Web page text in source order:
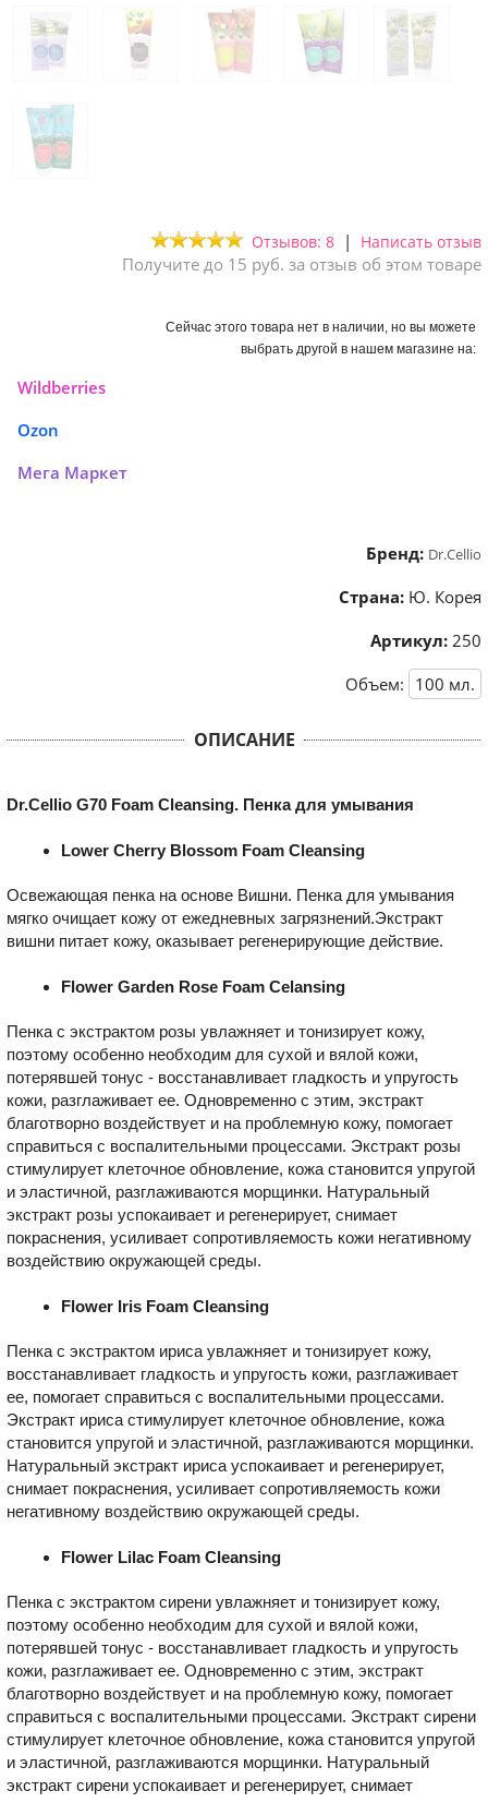
Отзывов: 8 | Написать отзыв
Получите до 15 руб. за отзыв об этом товаре
Сейчас этого товара нет в наличии, но вы можете
выбрать другой в нашем магазине на:
Wildberries
Ozon
Мега Маркет
Бренд: Dr.Cellio
Страна: Ю. Корея
Артикул: 250
Объем: 100 мл.
ОПИСАНИЕ
Dr.Cellio G70 Foam Cleansing. Пенка для умывания
Lower Cherry Blossom Foam Cleansing
Освежающая пенка на основе Вишни. Пенка для умывания
мягко очищает кожу от ежедневных загрязнений.Экстракт
вишни питает кожу, оказывает регенерирующие действие.
Flower Garden Rose Foam Celansing
Пенка с экстрактом розы увлажняет и тонизирует кожу,
поэтому особенно необходим для сухой и вялой кожи,
потерявшей тонус - восстанавливает гладкость и упругость
кожи, разглаживает ее. Одновременно с этим, экстракт
благотворно воздействует и на проблемную кожу, помогает
справиться с воспалительными процессами. Экстракт розы
стимулирует клеточное обновление, кожа становится упругой
и эластичной, разглаживаются морщинки. Натуральный
экстракт розы успокаивает и регенерирует, снимает
покраснения, усиливает сопротивляемость кожи негативному
воздействию окружающей среды.
Flower Iris Foam Cleansing
Пенка с экстрактом ириса увлажняет и тонизирует кожу,
восстанавливает гладкость и упругость кожи, разглаживает
ее, помогает справиться с воспалительными процессами.
Экстракт ириса стимулирует клеточное обновление, кожа
становится упругой и эластичной, разглаживаются морщинки.
Натуральный экстракт ириса успокаивает и регенерирует,
снимает покраснения, усиливает сопротивляемость кожи
негативному воздействию окружающей среды.
Flower Lilac Foam Cleansing
Пенка с экстрактом сирени увлажняет и тонизирует кожу,
поэтому особенно необходим для сухой и вялой кожи,
потерявшей тонус - восстанавливает гладкость и упругость
кожи, разглаживает ее. Одновременно с этим, экстракт
благотворно воздействует и на проблемную кожу, помогает
справиться с воспалительными процессами. Экстракт сирени
стимулирует клеточное обновление, кожа становится упругой
и эластичной, разглаживаются морщинки. Натуральный
экстракт сирени успокаивает и регенерирует, снимает